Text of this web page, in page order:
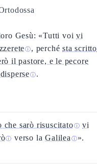
Gesù: «Tutti voivi
ⓘ, perchésta scritto
il pastore, e le pecore
ⓘ.
che sarò risuscitatoⓘ vi
ⓘ verso laGalilea ⓘ».